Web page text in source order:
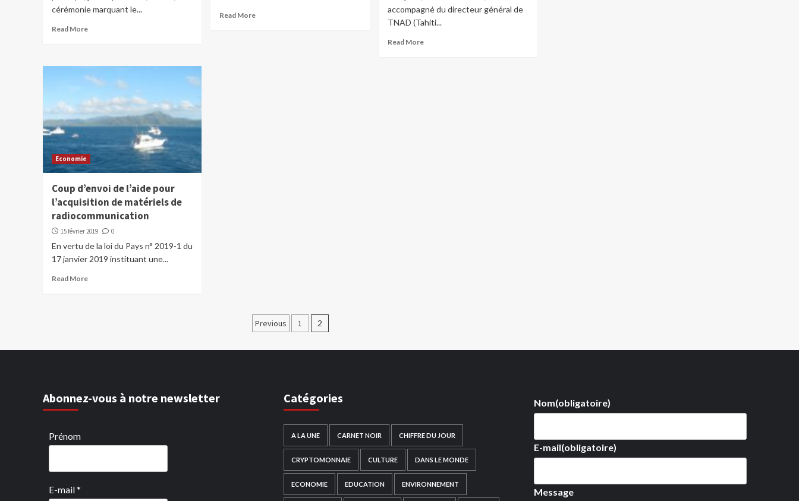
cérémonie marquant le...
Read More
Read More
accompagné du directeur général de
TNAD (Tahiti...
Read More
Economie
Coup d’envoi de l’aide pour
l’acquisition de matériels de
radiocommunication
15 février 2019 0
En vertu de la loi du Pays n° 2019-1 du
17 janvier 2019 instituant une...
Read More
Pagination
Previous 1 2
Abonnez-vous à notre newsletter
Prénom
E-mail*
Catégories
A LA UNE CARNET NOIR CHIFFRE DU JOUR
CRYPTOMONNAIE CULTURE DANS LE MONDE
ECONOMIE EDUCATION ENVIRONNEMENT
Nom(obligatoire)
E-mail(obligatoire)
Message